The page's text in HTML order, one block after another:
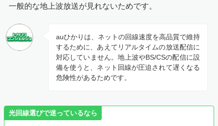
一般的な地上波放送が見れないためです。
auひかりは、ネットの回線速度を高品質で維持
するために、あえてリアルタイムの放送配信に
対応していません。地上波やBS/CSの配信に設
備を使うと、ネット回線が圧迫されて遅くなる
危険性があるためです。
光回線選びで迷っているなら